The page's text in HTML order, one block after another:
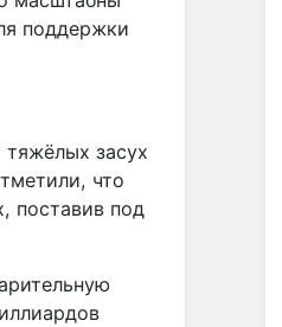
поддержки
тяжёлых засух
что
поставив под